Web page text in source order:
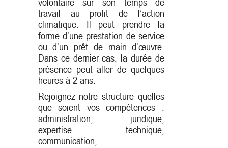
travail au profit de l’action
climatique. Il peut prendre la
forme d’une prestation de service
ou d’un prêt de main d’œuvre.
Dans ce dernier cas, la durée de
présence peut aller de quelques
heures à 2 ans.
Rejoignez notre structure quelles
que soient vos compétences :
administration, juridique,
expertise technique,
communication, …